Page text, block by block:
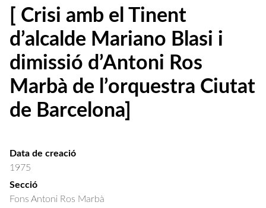
[ Crisi amb el Tinent
d’alcalde Mariano Blasi i
dimissió d’Antoni Ros
Marbà de l’orquestra Ciutat
de Barcelona]
Data de creació
1975
Secció
Fons Antoni Ros Marbà